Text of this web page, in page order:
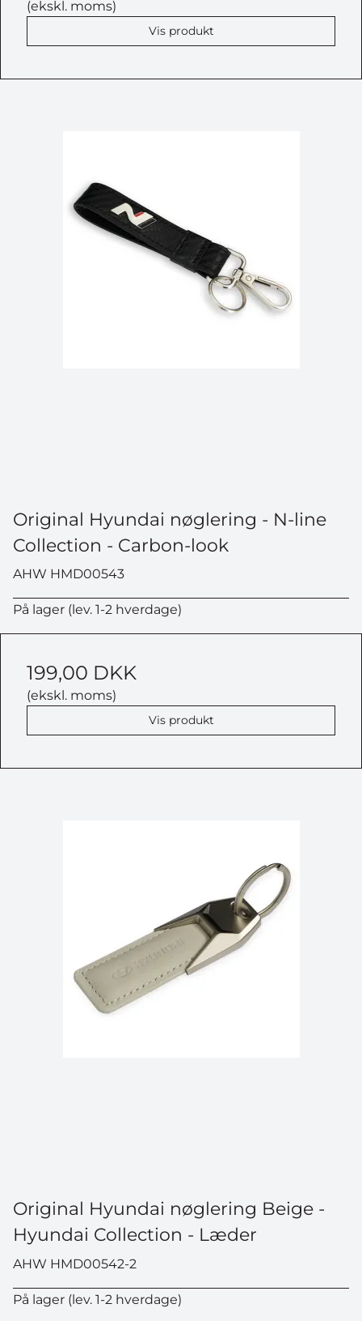
(ekskl. moms)
Vis produkt
Original Hyundai nøglering - N-line
Collection - Carbon-look
AHW HMD00543
På lager (lev. 1-2 hverdage)
199,00 DKK
(ekskl. moms)
Vis produkt
Original Hyundai nøglering Beige -
Hyundai Collection - Læder
AHW HMD00542-2
På lager (lev. 1-2 hverdage)